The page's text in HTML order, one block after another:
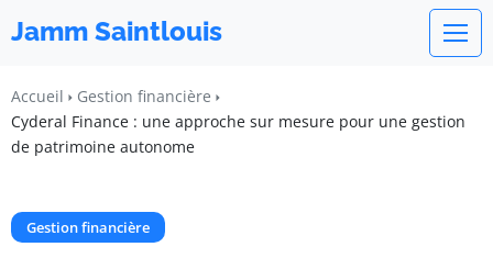
Jamm Saintlouis
Accueil
Gestion financière
Cyderal Finance : une approche sur mesure pour une gestion
de patrimoine autonome
Gestion financière